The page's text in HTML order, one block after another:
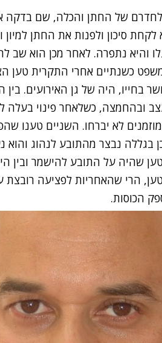
לחדרם של החתן והכלה, שם בדקה
סיכון ולפנות את החתן
והיא נתפרה. לאחר מכן הוא שב
כשנתיים אחרי התקרית טען
בחייו, היה של גן האירועים.
ובהחמצה, כשלאחר פינוי בעלה
לא יברחו. השניים טענו
נבצר מהתובע לנהוג והוא
שהיה על התובע להישמר ובין
הרי שהאחריות לפציעה רובצת
הכוסות.